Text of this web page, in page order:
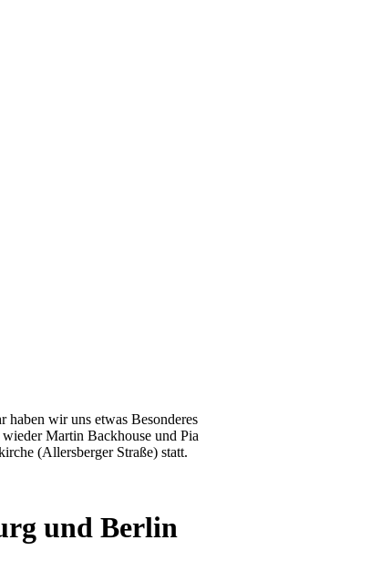
haben wir uns etwas Besonderes
Martin Backhouse und Pia
(Allersberger Straße) statt.
und Berlin